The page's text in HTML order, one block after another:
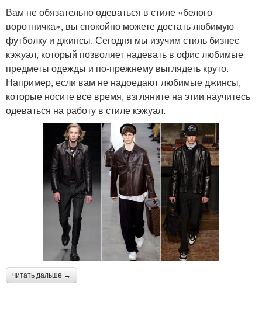
Вам не обязательно одеваться в стиле «белого
воротничка», вы спокойно можете достать любимую
футболку и джинсы. Сегодня мы изучим стиль бизнес
кэжуал, который позволяет надевать в офис любимые
предметы одежды и по-прежнему выглядеть круто.
Например, если вам не надоедают любимые джинсы,
которые носите все время, взгляните на этии научитесь
одеваться на работу в стиле кэжуал.
читать дальше →